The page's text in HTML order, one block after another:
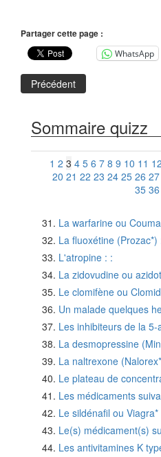
Partager cette page :
WhatsApp
Précédent
Sommaire quizz
1 2 3 4 5 6 7 8 9 10 11 12
20 21 22 23 24 25 26 27
35 36
La warfarine ou
La fluoxétine (Prozac*)
L'atropine : :
La zidovudine ou
Le clomifène ou
Un malade quelques
Les inhibiteurs de la
La desmopressine
La naltrexone
Le plateau de
Les médicaments
Le sildénafil ou Viagra*
Le(s) médicament(s)
Les antivitamines K